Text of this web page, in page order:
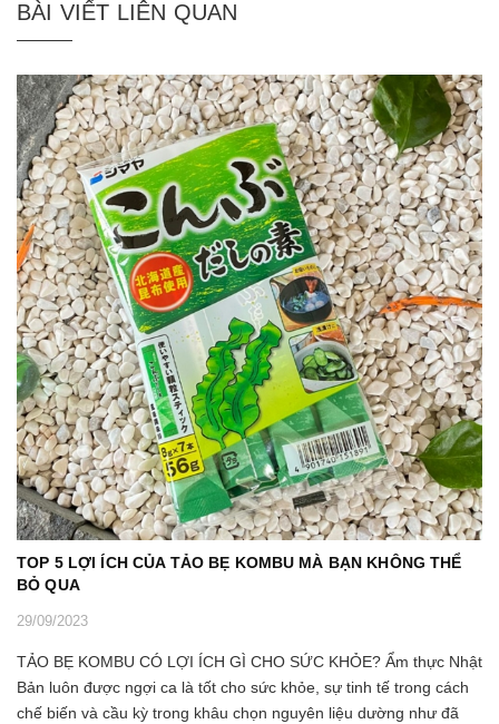
BÀI VIẾT LIÊN QUAN
TOP 5 LỢI ÍCH CỦA TẢO BẸ KOMBU MÀ BẠN KHÔNG THỂ
BỎ QUA
29/09/2023
TẢO BẸ KOMBU CÓ LỢI ÍCH GÌ CHO SỨC KHỎE? Ẩm thực Nhật
Bản luôn được ngợi ca là tốt cho sức khỏe, sự tinh tế trong cách
chế biến và cầu kỳ trong khâu chọn nguyên liệu dường như đã